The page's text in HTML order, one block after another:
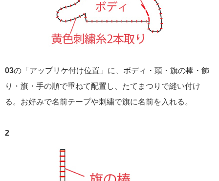
03の「アップリケ付け位置」に、ボディ・頭・旗の棒・飾
り・旗・手の順で重ねて配置し、たてまつりで縫い付け
る。お好みで名前テープや刺繍で旗に名前を入れる。
2